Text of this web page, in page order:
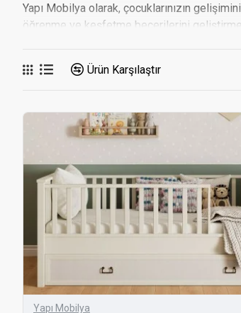
Yapı Mobilya olarak, çocuklarınızın
öğrenme ve keşfetme becerilerini
Yapı Mobilya, her zevke ve ihtiyaca uygun
tamamlayacak şekilde tasarlanmıştır.
Düşük
çocuk odalarının vazgeçilmez
Montessori Raf ve Dolaplar:
ve kıyafetler için ideal depolama
Montessori Oyun ve Aktivite
Aktivite masaları, oyun köşeleri ve
Montessori Masa ve Sandalyeler:
doğru oturma alışkanlıkları
Ürün Karşılaştır
Yapı Mobilya